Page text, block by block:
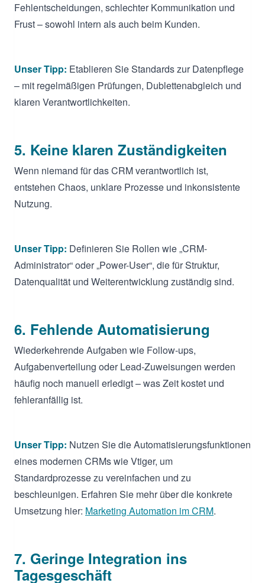
Fehlentscheidungen, schlechter Kommunikation und
Frust – sowohl intern als auch beim Kunden.
Unser Tipp: Etablieren Sie Standards zur Datenpflege
– mit regelmäßigen Prüfungen, Dublettenabgleich und
klaren Verantwortlichkeiten.
5. Keine klaren Zuständigkeiten
Wenn niemand für das CRM verantwortlich ist,
entstehen Chaos, unklare Prozesse und inkonsistente
Nutzung.
Unser Tipp: Definieren Sie Rollen wie „CRM-
Administrator“ oder „Power-User“, die für Struktur,
Datenqualität und Weiterentwicklung zuständig sind.
6. Fehlende Automatisierung
Wiederkehrende Aufgaben wie Follow-ups,
Aufgabenverteilung oder Lead-Zuweisungen werden
häufig noch manuell erledigt – was Zeit kostet und
fehleranfällig ist.
Unser Tipp: Nutzen Sie die Automatisierungsfunktionen
eines modernen CRMs wie Vtiger, um
Standardprozesse zu vereinfachen und zu
beschleunigen. Erfahren Sie mehr über die konkrete
Umsetzung hier: Marketing Automation im CRM.
7. Geringe Integration ins
Tagesgeschäft